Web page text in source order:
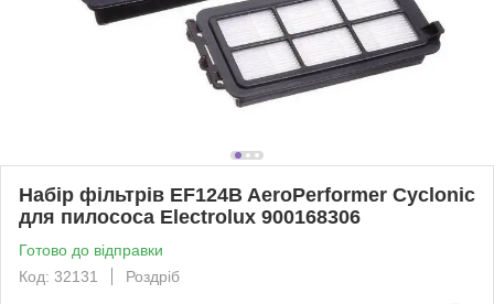
Набір фільтрів EF124B AeroPerformer Cyclonic
для пилососа Electrolux 900168306
Готово до відправки
Код: 32131
Роздріб